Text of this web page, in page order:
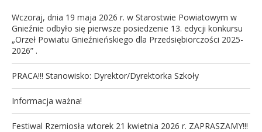
Wczoraj, dnia 19 maja 2026 r. w Starostwie Powiatowym w
Gnieźnie odbyło się pierwsze posiedzenie 13. edycji konkursu
„Orzeł Powiatu Gnieźnieńskiego dla Przedsiębiorczości 2025-
2026” .
PRACA!!! Stanowisko: Dyrektor/Dyrektorka Szkoły
Informacja ważna!
Festiwal Rzemiosła wtorek 21 kwietnia 2026 r. ZAPRASZAMY!!!